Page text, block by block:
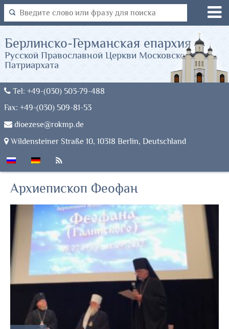
Tel: +49-(030) 503-79-488
Fax: +49-(030) 509-81-53
dioezese@rokmp.de
Wildensteiner Straße 10, 10318 Berlin, Deutschland
Берлинско-Германская епархия
Русской Православной Церкви Московского
Патриархата
Архиепископ Феофан